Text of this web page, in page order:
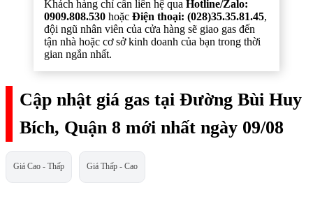
Khách hàng chỉ cần liên hệ qua Hotline/Zalo:
0909.808.530 hoặc Điện thoại: (028)35.35.81.45,
đội ngũ nhân viên của cửa hàng sẽ giao gas đến
tận nhà hoặc cơ sở kinh doanh của bạn trong thời
gian ngắn nhất.
Cập nhật giá gas tại Đường Bùi Huy
Bích, Quận 8 mới nhất ngày 09/08
Giá Cao - Thấp Giá Thấp - Cao